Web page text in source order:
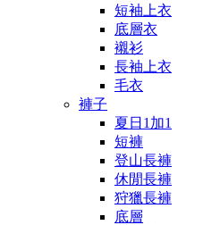
短袖上衣
底層衣
襯衫
長袖上衣
毛衣
褲子
夏日1加1
短褲
登山長褲
休閒長褲
狩獵長褲
底層